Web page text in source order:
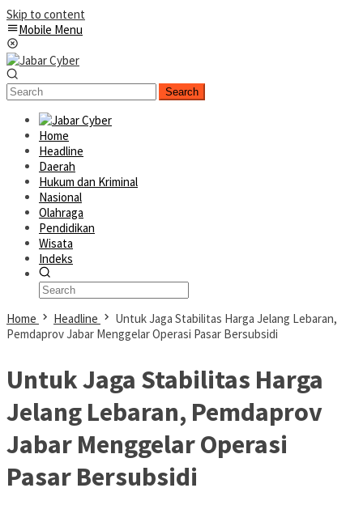
Skip to content
Mobile Menu
Search
Home
Headline
Daerah
Hukum dan Kriminal
Nasional
Olahraga
Pendidikan
Wisata
Indeks
Home Headline
Untuk Jaga Stabilitas Harga Jelang Lebaran,
Pemdaprov Jabar Menggelar Operasi Pasar Bersubsidi
Untuk Jaga Stabilitas Harga
Jelang Lebaran, Pemdaprov
Jabar Menggelar Operasi
Pasar Bersubsidi